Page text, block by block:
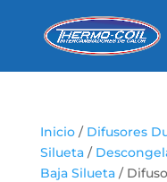
Inicio/ Difusores
Silueta/
Baja Silueta/